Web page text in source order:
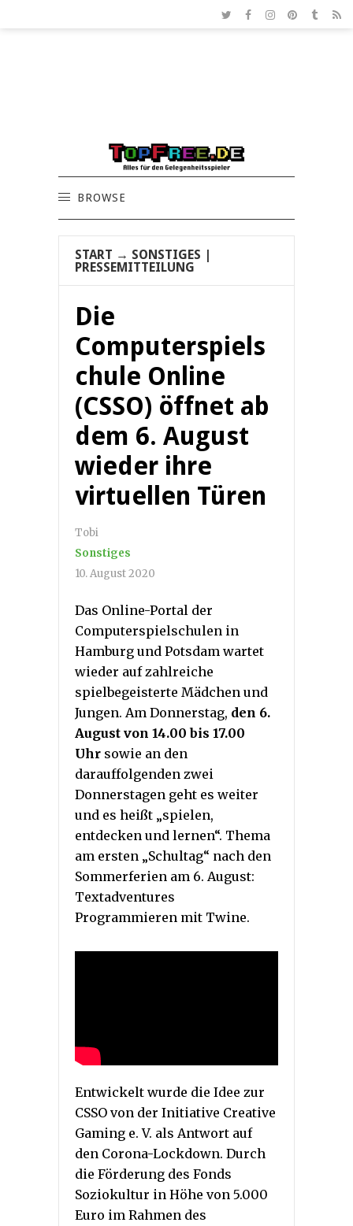
BROWSE
START → SONSTIGES
PRESSEMITTEILUNG
Die
Computerspiels
chule Online
(CSSO) öffnet ab
dem 6. August
wieder ihre
virtuellen Türen
Tobi
Sonstiges
10. August 2020
Das Online-Portal der
Computerspielschulen in
Hamburg und Potsdam wartet
wieder auf zahlreiche
spielbegeisterte Mädchen und
Jungen. Am Donnerstag, den 6.
August von 14.00 bis 17.00
Uhr sowie an den
darauffolgenden zwei
Donnerstagen geht es weiter
und es heißt „spielen,
entdecken und lernen“. Thema
am ersten „Schultag“ nach den
Sommerferien am 6. August:
Textadventures
Programmieren mit Twine.
Entwickelt wurde die Idee zur
CSSO von der Initiative Creative
Gaming e. V. als Antwort auf
den Corona-Lockdown. Durch
die Förderung des Fonds
Soziokultur in Höhe von 5.000
Euro im Rahmen des